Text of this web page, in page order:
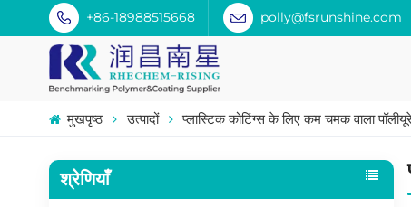
+86-18988515668 polly@fsrunshine.com
मुखपृष्ठ उत्पादों प्लास्टिक कोटिंग्स के लिए कम चमक वाला
श्रेणियाँ